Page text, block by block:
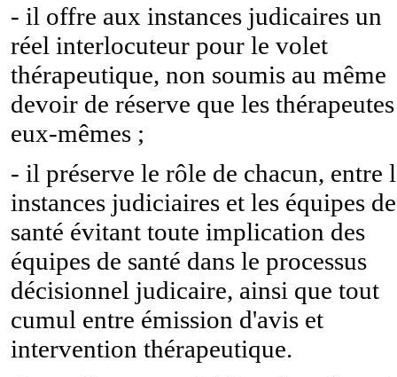
- il offre aux instances judicaires un
réel interlocuteur pour le volet
thérapeutique, non soumis au même
devoir de réserve que les thérapeutes
eux-mêmes ;
- il préserve le rôle de chacun, entre
instances judiciaires et les équipes de
santé évitant toute implication des
équipes de santé dans le processus
décisionnel judicaire, ainsi que tout
cumul entre émission d'avis et
intervention thérapeutique.